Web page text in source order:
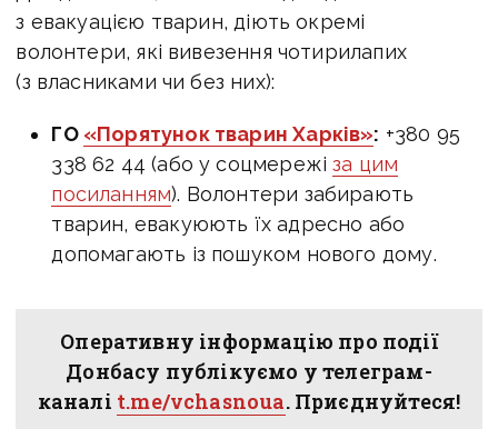
з евакуацією тварин, діють окремі
волонтери, які вивезення чотирилапих
(з власниками чи без них):
ГО «Порятунок тварин Харків»: +380 95
338 62 44 (або у соцмережіза цим
посиланням). Волонтери забирають
тварин, евакуюють їх адресно або
допомагають із пошуком нового дому.
Оперативну інформацію про події
Донбасу публікуємо у телеграм-
каналі t.me/vchasnoua. Приєднуйтеся!